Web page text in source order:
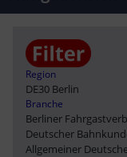
Region
DE30 Berlin
Branche
Berliner
Deutscher
Allgemeiner